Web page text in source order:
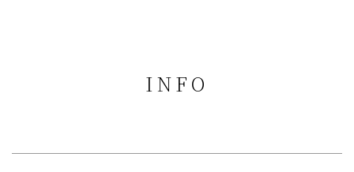
INFO